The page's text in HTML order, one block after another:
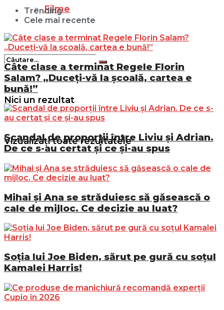
Filme
Nici un rezultat
Vizualizați toate rezultatele
Trending
Cele mai recente
Câte clase a terminat Regele Florin
Salam? „Duceți-vă la școală, cartea e
bună!”
Scandal de proporții între Liviu și Adrian.
De ce s-au certat și ce și-au spus
Mihai și Ana se străduiesc să găsească o
cale de mijloc. Ce decizie au luat?
Soția lui Joe Biden, sărut pe gură cu soțul
Kamalei Harris!